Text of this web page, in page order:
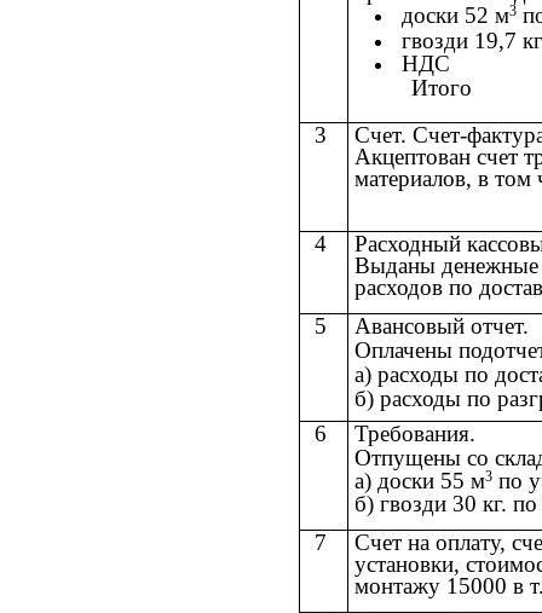
доски 52 м3
гвозди 19,7
НДС
Итого
3
Счет. Счет-
Акцептован счет
материалов, в
4
Расходный
Выданы денежные
расходов по
5
Авансовый отчет.
Оплачены
а) расходы по
б) расходы по
6
Требования.
Отпущены со
а) доски 55 м3 по
б) гвозди 30 кг.
7
Счет на оплату,
установки,
монтажу 15000 в